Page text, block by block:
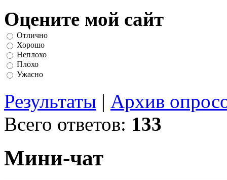
Оцените мой сайт
Отлично
Хорошо
Неплохо
Плохо
Ужасно
Результаты | Архив
Всего ответов: 133
Мини-чат